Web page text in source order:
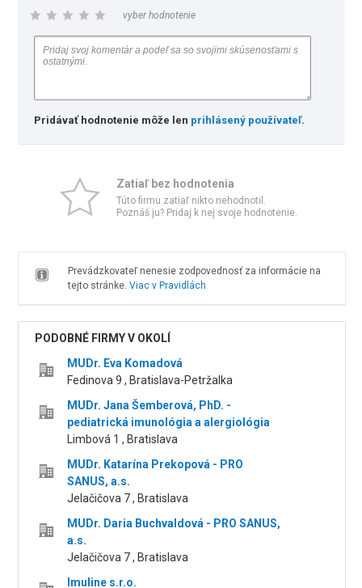
vyber hodnotenie
Pridávať hodnotenie môže len prihlásený používateľ.
Zatiaľ bez hodnotenia
Túto firmu zatiaľ nikto nehodnotil.
Poznáš ju? Pridaj k nej svoje hodnotenie.
Prevádzkovateľ nenesie zodpovednosť za informácie na
tejto stránke. Viac v Pravidlách
PODOBNÉ FIRMY V OKOLÍ
MUDr. Eva Komadová
Fedinova 9 , Bratislava-Petržalka
MUDr. Jana Šemberová, PhD. -
pediatrická imunológia a alergiológia
Limbová 1 , Bratislava
MUDr. Katarína Prekopová - PRO
SANUS, a.s.
Jelačičova 7 , Bratislava
MUDr. Daria Buchvaldová - PRO SANUS,
a.s.
Jelačičova 7 , Bratislava
Imuline s.r.o.